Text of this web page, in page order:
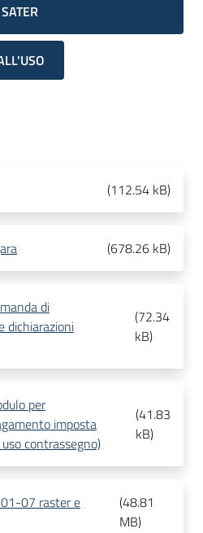
SATER
(112.54 kB)
(678.26 kB)
di
dichiarazioni
(72.34
kB)
per
imposta
contrassegno)
(41.83
kB)
07 raster e
(48.81
MB)